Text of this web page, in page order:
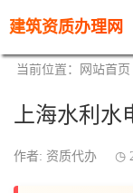
建筑资质办理网
当前位置： 网站首页
上海水利
作者: 资质代办